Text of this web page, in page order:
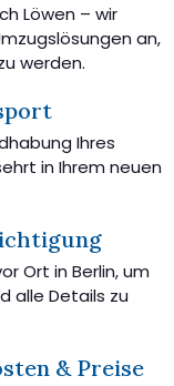
Löwen – wir
an,
werden.
Ihres
in Ihrem neuen
Ort in Berlin, um
alle Details zu
& Preise